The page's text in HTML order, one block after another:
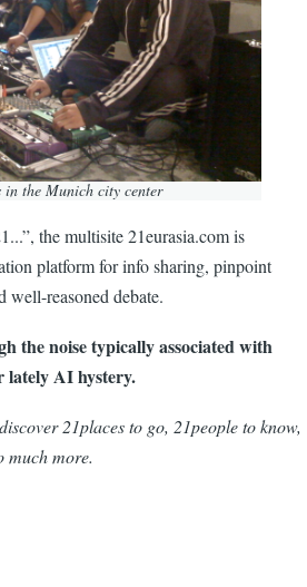
the Munich city center
the multisite 21eurasia.com is
platform for info sharing, pinpoint
well-reasoned debate.
the noise typically associated with
lately AI hystery.
21places to go, 21people to know,
much more.